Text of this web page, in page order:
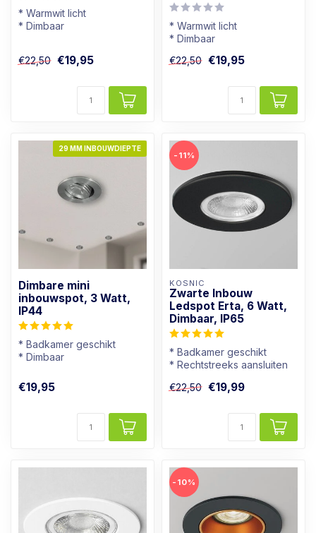
* Warmwit licht
* Dimbaar
€22,50 €19,95
* Warmwit licht
* Dimbaar
* In rood koper kleur
€22,50 €19,95
29 MM INBOUWDIEPTE
Dimbare mini
inbouwspot, 3 Watt,
IP44
* Badkamer geschikt
* Dimbaar
* Aluminium kleur
€19,95
-11%
KOSNIC
Zwarte Inbouw
Ledspot Erta, 6 Watt,
Dimbaar, IP65
* Badkamer geschikt
* Rechtstreeks aansluiten
* Goed dimbaar
€22,50 €19,99
-10%